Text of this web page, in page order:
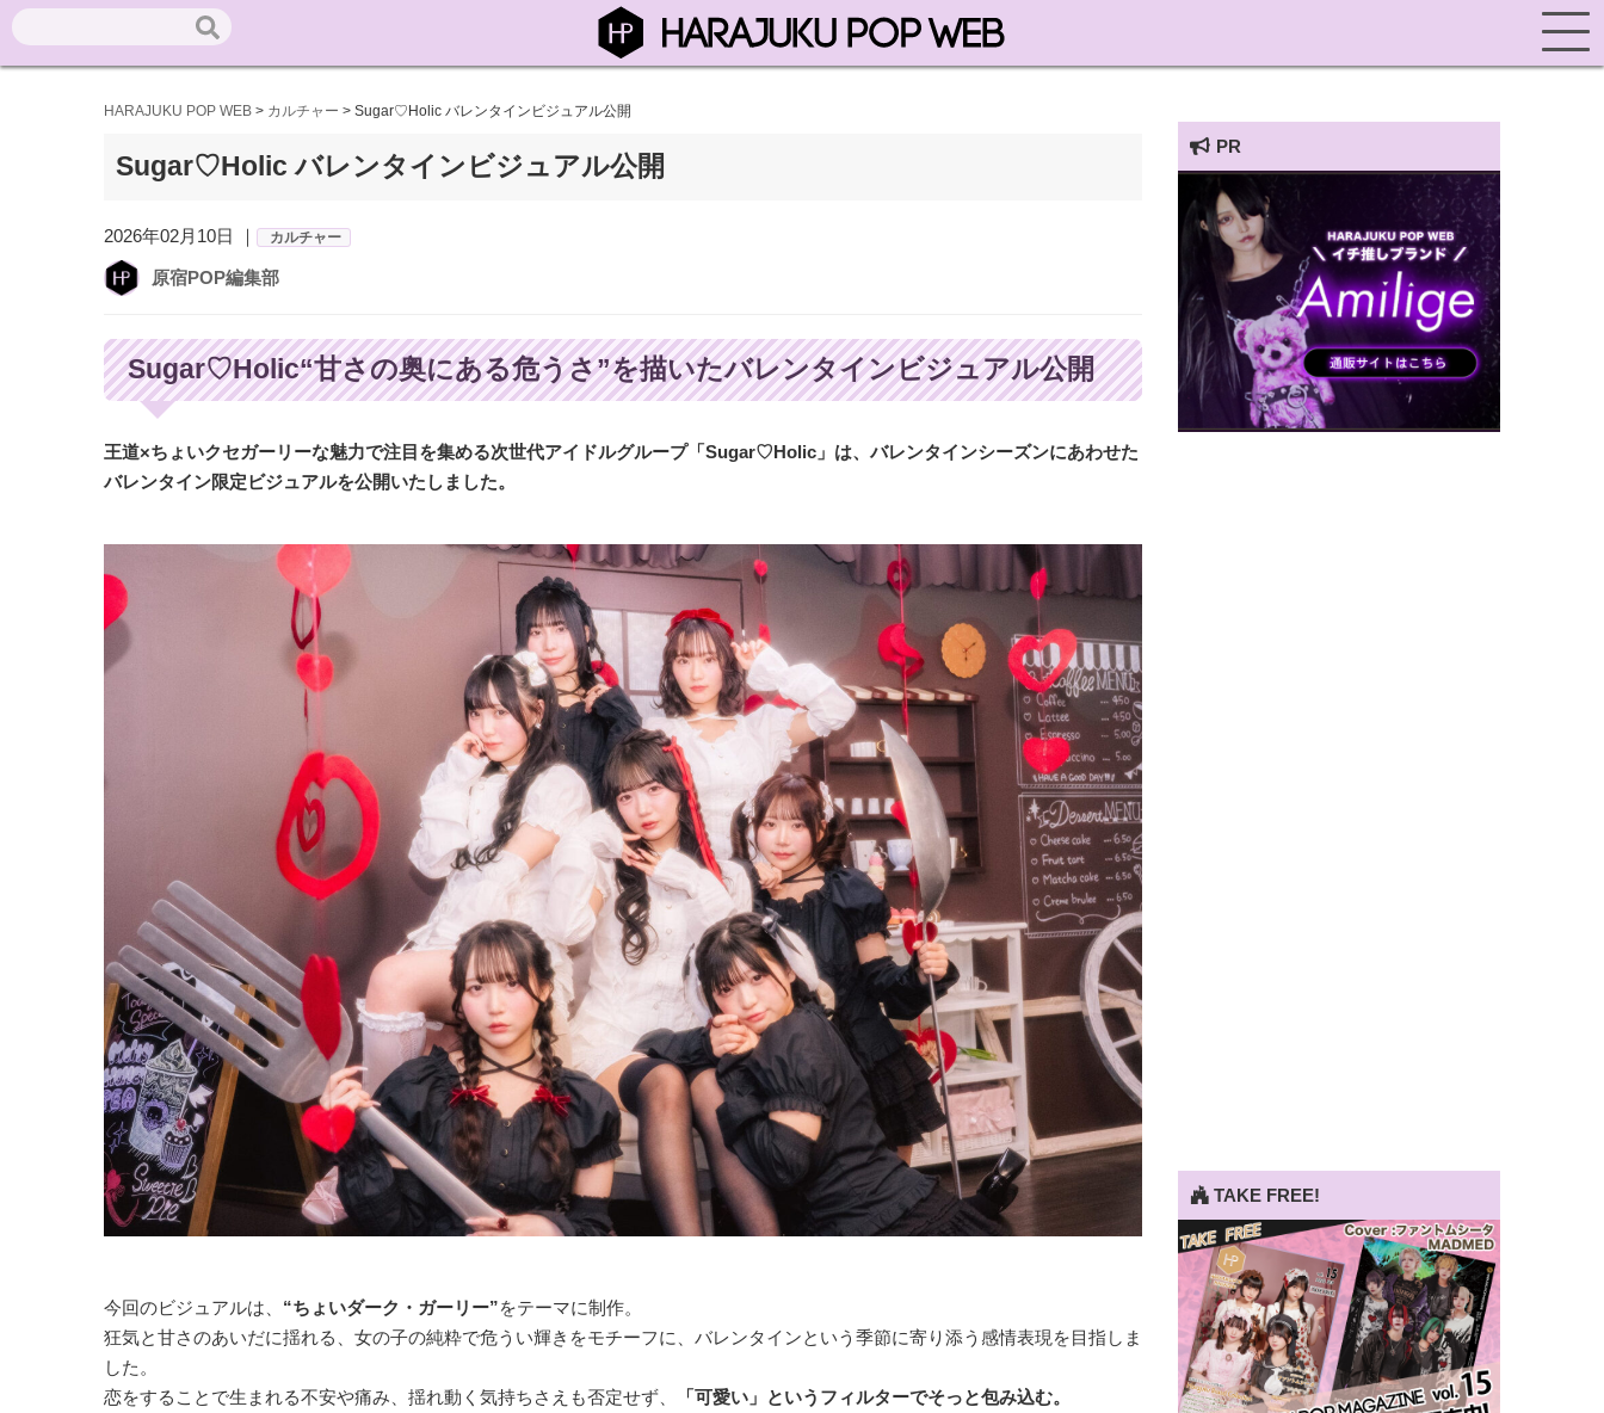
HARAJUKU POP WEB > カルチャー > Sugar♡Holic バレンタインビジュアル公開
Sugar♡Holic バレンタインビジュアル公開
2026年02月10日 ｜ カルチャー
原宿POP編集部
Sugar♡Holic“甘さの奥にある危うさ”を描いたバレンタインビジュアル公開
王道×ちょいクセガーリーな魅力で注目を集める次世代アイドルグループ「Sugar♡Holic」は、バレンタインシーズンにあわせた
バレンタイン限定ビジュアルを公開いたしました。
今回のビジュアルは、 “ちょいダーク・ガーリー”をテーマに制作。
狂気と甘さのあいだに揺れる、女の子の純粋で危うい輝きをモチーフに、バレンタインという季節に寄り添う感情表現を目指しま
した。
恋をすることで生まれる不安や痛み、揺れ動く気持ちさえも否定せず、
「可愛い」というフィルターでそっと包み込む。
PR
HARAJUKU POP TV
TAKE FREE!